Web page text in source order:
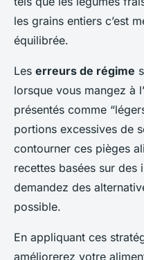
les grains entiers c’est
équilibrée.
Les erreurs de régime
lorsque vous mangez à
présentés comme
portions excessives de
contourner ces pièges
recettes basées sur des
demandez des
possible.
En appliquant ces
améliorerez votre